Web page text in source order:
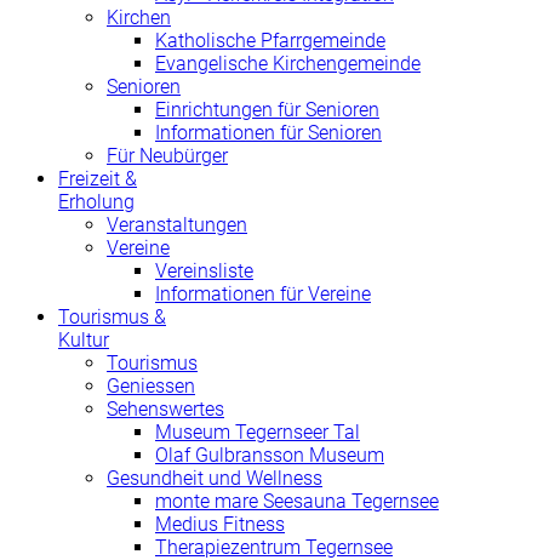
Kirchen
Katholische Pfarrgemeinde
Evangelische Kirchengemeinde
Senioren
Einrichtungen für Senioren
Informationen für Senioren
Für Neubürger
Freizeit &
Erholung
Veranstaltungen
Vereine
Vereinsliste
Informationen für Vereine
Tourismus &
Kultur
Tourismus
Geniessen
Sehenswertes
Museum Tegernseer Tal
Olaf Gulbransson Museum
Gesundheit und Wellness
monte mare Seesauna Tegernsee
Medius Fitness
Therapiezentrum Tegernsee